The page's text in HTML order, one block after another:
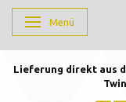
Anzeige ändern
Menü
Lieferung direkt aus